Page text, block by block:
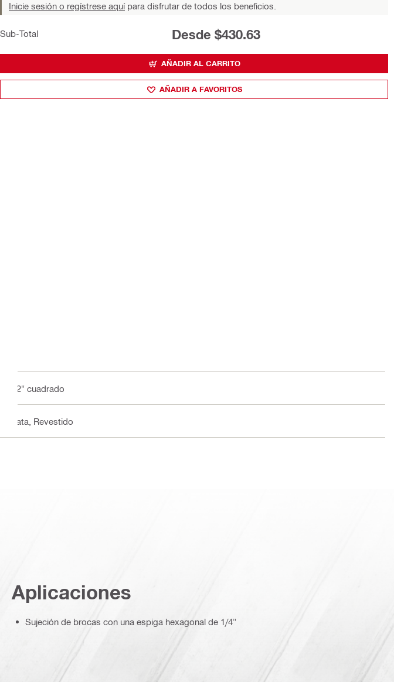
Inicie sesión o regístrese aquípara disfrutar de todos los beneficios.
Sub-Total Desde $430.63
AÑADIR AL CARRITO
AÑADIR A FAVORITOS
1/2" cuadrado
Plata, Revestido
Aplicaciones
Sujeción de brocas con una espiga hexagonal de 1/4"